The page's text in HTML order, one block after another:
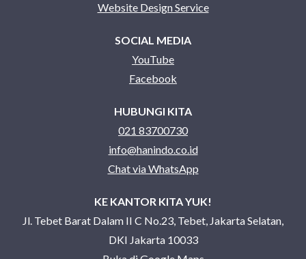
Website Design Service
SOCIAL MEDIA
YouTube
Facebook
HUBUNGI KITA
021 83700730
info@hanindo.co.id
Chat via WhatsApp
KE KANTOR KITA YUK!
Jl. Tebet Barat Dalam II C No.23, Tebet, Jakarta Selatan,
DKI Jakarta 10033